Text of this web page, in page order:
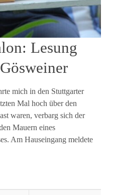
Lesung
mich in den Stuttgarter
Mal hoch über den
waren, verbarg sich der
Mauern eines
Am Hauseingang meldete